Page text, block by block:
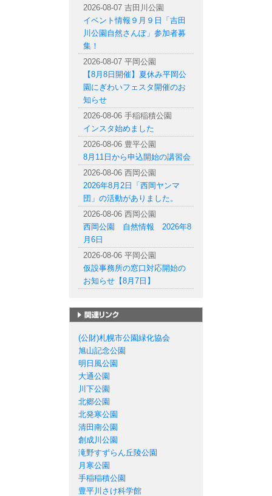
2026-08-07 吉田川公園
イベント情報９月９日「吉田
川公園自然さんぽ」参加者募
集！
2026-08-07 平岡公園
【8月8日開催】夏休み平岡公
園にぎわいフェスタ開催のお
知らせ
2026-08-06 手稲稲積公園
インスタ始めました
2026-08-06 豊平公園
8月11日から申込開始の講習会
2026-08-06 西岡公園
2026年8月2日「西岡ヤンマ
団」の活動がありました。
2026-08-06 西岡公園
西岡公園 自然情報 2026年8
月6日
2026-08-06 平岡公園
仮設事務所の窓口対応開始の
お知らせ【8月7日】
(公財)札幌市公園緑化協会
旭山記念公園
明日風公園
大通公園
川下公園
北郷公園
北発寒公園
清田南公園
創成川公園
滝野すずらん丘陵公園
月寒公園
手稲稲積公園
豊平川さけ科学館